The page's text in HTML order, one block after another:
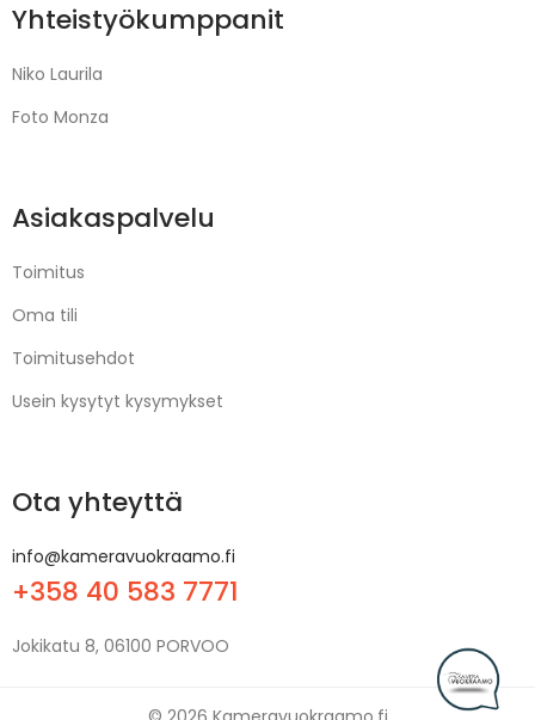
Yhteistyökumppanit
Niko Laurila
Foto Monza
Asiakaspalvelu
Toimitus
Oma tili
Toimitusehdot
Usein kysytyt kysymykset
Ota yhteyttä
info@kameravuokraamo.fi
+358 40 583 7771
Jokikatu 8, 06100 PORVOO